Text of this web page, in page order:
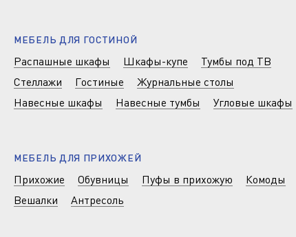
МЕБЕЛЬ ДЛЯ ГОСТИНОЙ
Распашные шкафы Шкафы-купе
Тумбы под ТВ
Стеллажи
Гостиные
Журнальные столы
Навесные шкафы
Навесные тумбы Угловые шкафы
МЕБЕЛЬ ДЛЯ ПРИХОЖЕЙ
Прихожие Обувницы Пуфы в прихожую
Комоды
Вешалки
Антресоль